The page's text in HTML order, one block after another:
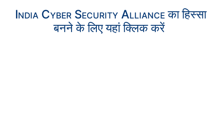
India Cyber Security Alliance का हिस्सा
बनने के लिए यहां क्लिक करें